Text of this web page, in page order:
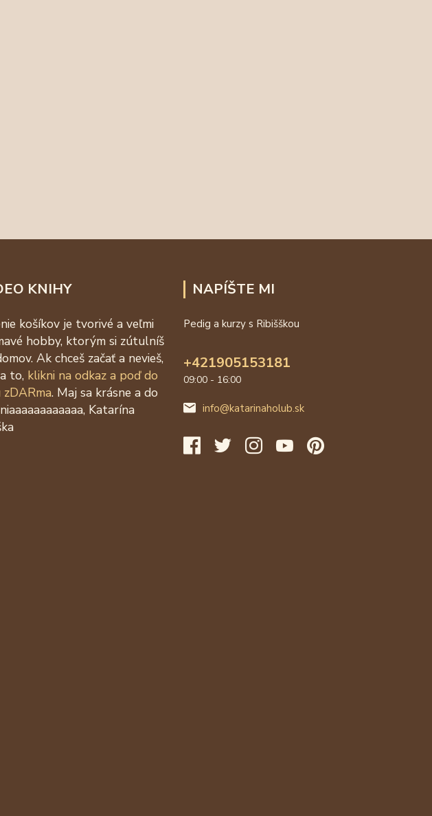
KNIHY
košíkov je tvorivé a veľmi
hobby, ktorým si zútulníš
Ak chceš začať a nevieš,
to, klikni na odkaz a poď do
zDARma. Maj sa krásne a do
Katarína
NAPÍŠTE MI
Pedig a kurzy s Ribišškou
+421905153181
09:00 - 16:00
info@katarinaholub.sk